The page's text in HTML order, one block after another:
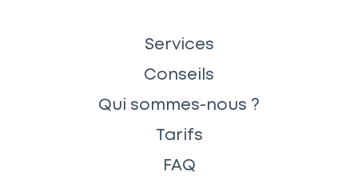
Services
Conseils
Qui sommes-nous ?
Tarifs
FAQ